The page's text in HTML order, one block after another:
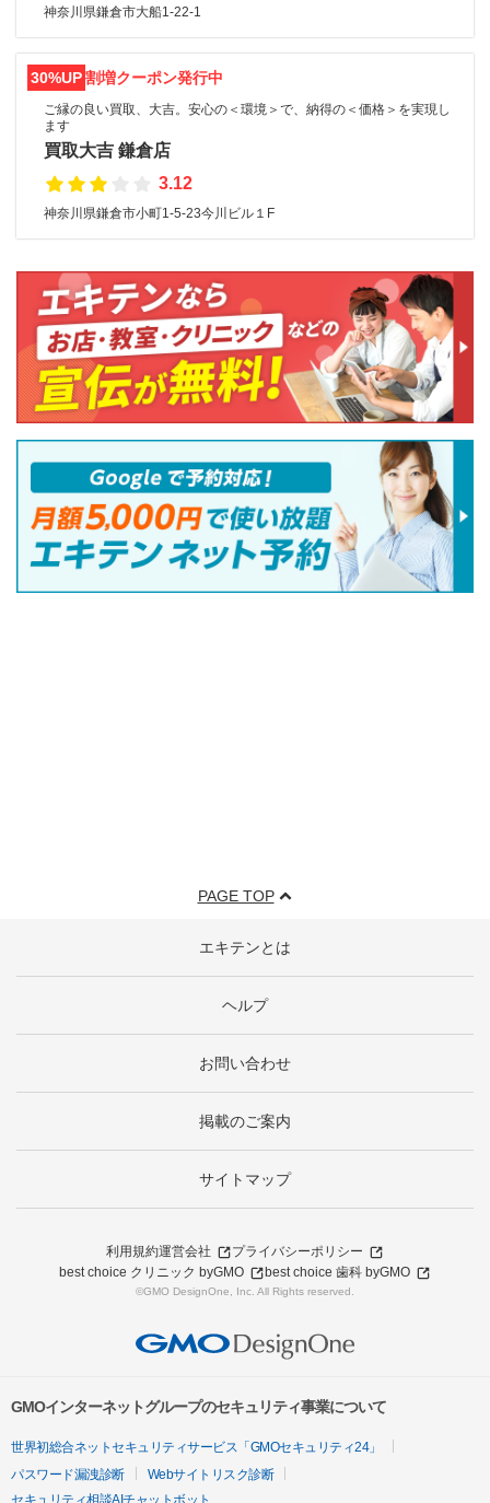
神奈川県鎌倉市大船1-22-1
30%UP割増クーポン発行中
ご縁の良い買取、大吉。安心の＜環境＞で、納得の＜価格＞を実現し
ます
買取大吉 鎌倉店
3.12
神奈川県鎌倉市小町1-5-23今川ビル１F
PAGE TOP
エキテンとは
ヘルプ
お問い合わせ
掲載のご案内
サイトマップ
利用規約運営会社
プライバシーポリシー
best choice クリニック byGMO
best choice 歯科 byGMO
©GMO DesignOne, Inc. All Rights reserved.
GMOインターネットグループのセキュリティ事業について
世界初総合ネットセキュリティサービス「GMOセキュリティ24」
パスワード漏洩診断
Webサイトリスク診断
セキュリティ相談AIチャットボット